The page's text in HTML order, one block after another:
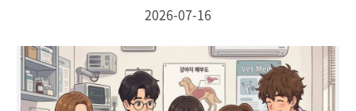
2026-07-16